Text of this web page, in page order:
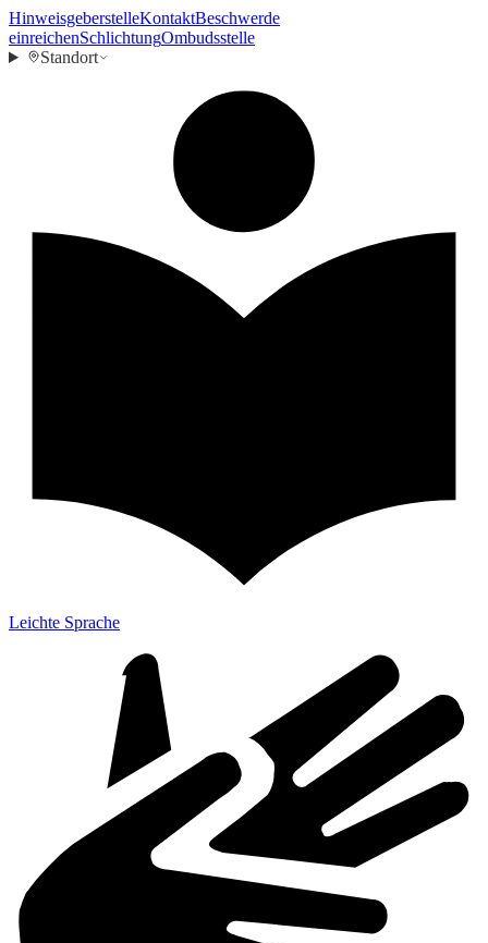
HinweisgeberstelleKontaktBeschwerde
einreichenSchlichtungOmbudsstelle
Standort
Leichte Sprache